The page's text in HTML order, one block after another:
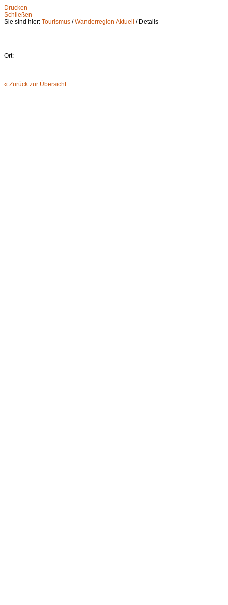
Drucken
Schließen
Sie sind hier: Tourismus /Wanderregion Aktuell / Details
Ort:
« Zurück zur Übersicht